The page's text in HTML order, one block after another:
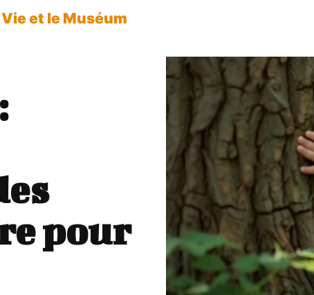
et le Muséum
pour